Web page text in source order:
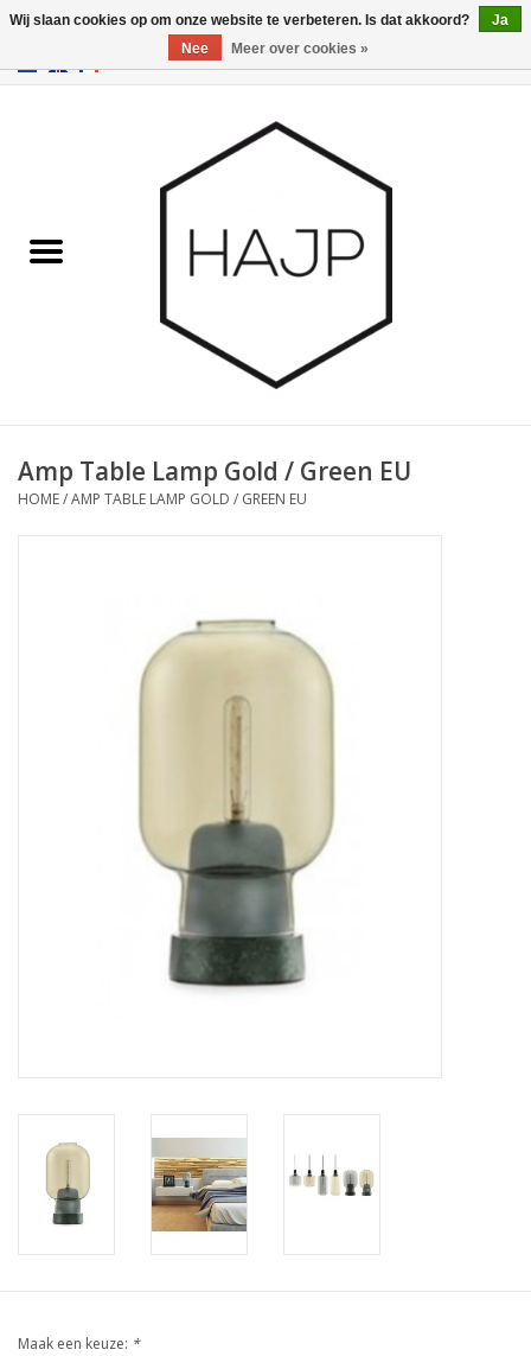
GBP/USD
Gadgets
Amp Table Lamp Gold / Green EU
HOME/AMP TABLE LAMP GOLD / GREEN EU
Maak een keuze: *
Wij slaan cookies op om onze website te verbeteren. Is dat akkoord?
Ja
Nee
Meer over cookies »